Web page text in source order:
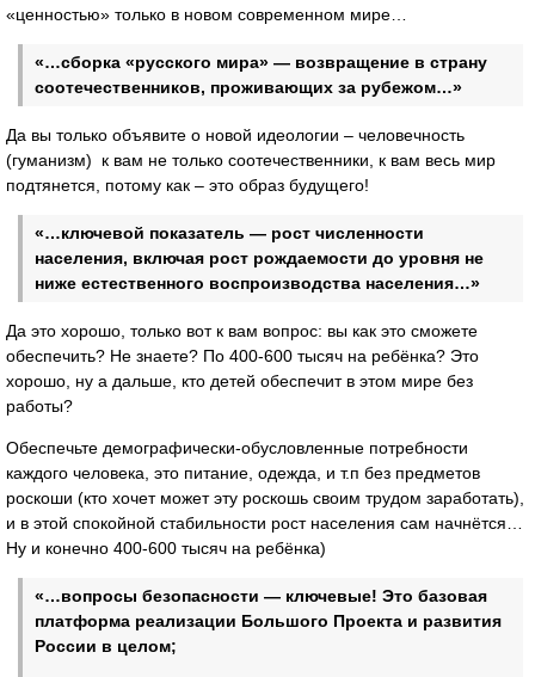
«ценностью» только в новом современном мире…
«…сборка «русского мира» — возвращение в страну
соотечественников, проживающих за рубежом…»
Да вы только объявите о новой идеологии – человечность
(гуманизм) к вам не только соотечественники, к вам весь мир
подтянется, потому как – это образ будущего!
«…ключевой показатель — рост численности
населения, включая рост рождаемости до уровня не
ниже естественного воспроизводства населения…»
Да это хорошо, только вот к вам вопрос: вы как это сможете
обеспечить? Не знаете? По 400-600 тысяч на ребёнка? Это
хорошо, ну а дальше, кто детей обеспечит в этом мире без
работы?
Обеспечьте демографически-обусловленные потребности
каждого человека, это питание, одежда, и т.п без предметов
роскоши (кто хочет может эту роскошь своим трудом заработать),
и в этой спокойной стабильности рост населения сам начнётся…
Ну и конечно 400-600 тысяч на ребёнка)
«…вопросы безопасности — ключевые! Это базовая
платформа реализации Большого Проекта и развития
России в целом;